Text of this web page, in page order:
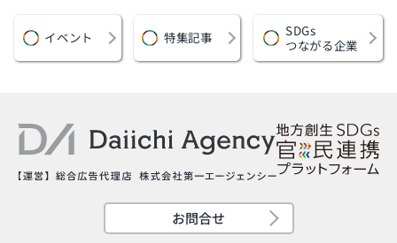
イベント 特集記事
SDGs
つながる企業
お問合せ